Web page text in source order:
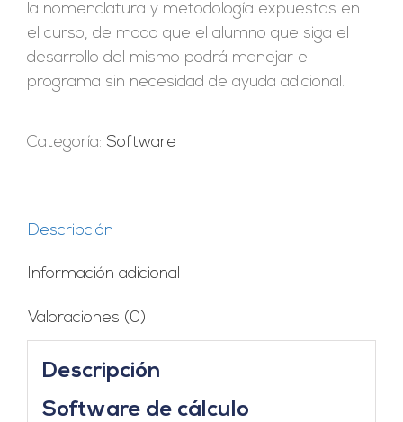
la nomenclatura y metodología expuestas en
el curso, de modo que el alumno que siga el
desarrollo del mismo podrá manejar el
programa sin necesidad de ayuda adicional.
Categoría: Software
Descripción
Información adicional
Valoraciones (0)
Descripción
Software de cálculo